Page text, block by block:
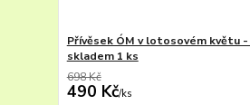
Přívěsek ÓM v lotosovém květu
skladem 1 ks
698 Kč
490 Kč/ks